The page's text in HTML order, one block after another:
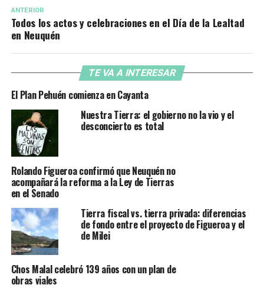
ANTERIOR
Todos los actos y celebraciones en el Día de la Lealtad
en Neuquén
TE VA A INTERESAR
El Plan Pehuén comienza en Cayanta
Nuestra Tierra: el gobierno no la vio y el
desconcierto es total
Rolando Figueroa confirmó que Neuquén no
acompañará la reforma a la Ley de Tierras
en el Senado
Tierra fiscal vs. tierra privada: diferencias
de fondo entre el proyecto de Figueroa y el
de Milei
Chos Malal celebró 139 años con un plan de
obras viales